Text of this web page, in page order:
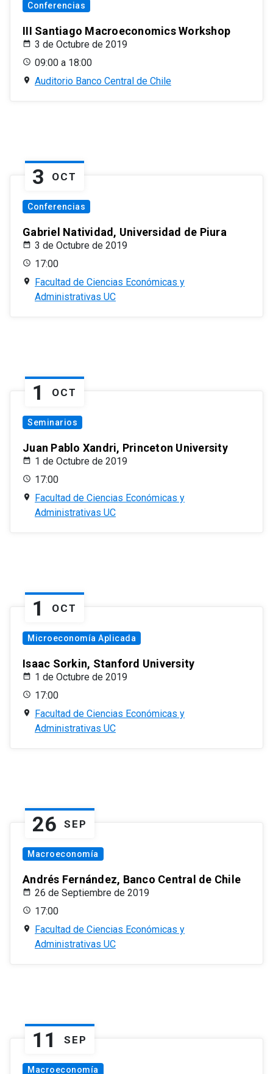
Conferencias
III Santiago Macroeconomics Workshop
3 de Octubre de 2019
09:00 a 18:00
Auditorio Banco Central de Chile
3 OCT
Conferencias
Gabriel Natividad, Universidad de Piura
3 de Octubre de 2019
17:00
Facultad de Ciencias Económicas y
Administrativas UC
1 OCT
Seminarios
Juan Pablo Xandri, Princeton University
1 de Octubre de 2019
17:00
Facultad de Ciencias Económicas y
Administrativas UC
1 OCT
Microeconomía Aplicada
Isaac Sorkin, Stanford University
1 de Octubre de 2019
17:00
Facultad de Ciencias Económicas y
Administrativas UC
26 SEP
Macroeconomía
Andrés Fernández, Banco Central de Chile
26 de Septiembre de 2019
17:00
Facultad de Ciencias Económicas y
Administrativas UC
11 SEP
Macroeconomía